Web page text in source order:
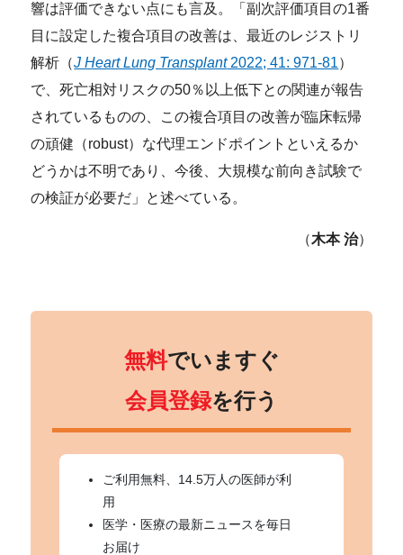
響は評価できない点にも言及。「副次評価項目の1番
目に設定した複合項目の改善は、最近のレジストリ
解析（J Heart Lung Transplant2022; 41: 971-81）
で、死亡相対リスクの50％以上低下との関連が報告
されているものの、この複合項目の改善が臨床転帰
の頑健（robust）な代理エンドポイントといえるか
どうかは不明であり、今後、大規模な前向き試験で
の検証が必要だ」と述べている。
（木本 治）
無料でいますぐ
会員登録を行う
ご利用無料、14.5万人の医師が利
用
医学・医療の最新ニュースを毎日
お届け